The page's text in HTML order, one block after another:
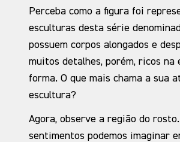
Perceba como a figura foi
esculturas desta série
possuem corpos alongados e
muitos detalhes, porém, ricos na
forma. O que mais chama a sua
escultura?
Agora, observe a região do
sentimentos podemos imaginar